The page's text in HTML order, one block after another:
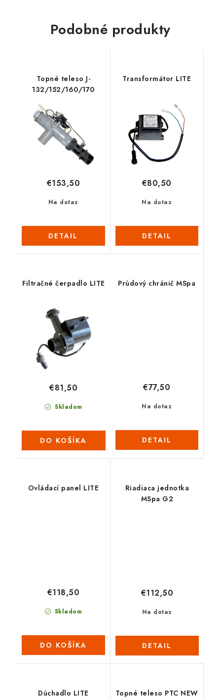
Podobné produkty
Topné teleso J-
132/152/160/170
Na dotaz
€153,50
DETAIL
Transformátor LITE
Na dotaz
€80,50
DETAIL
Filtračné čerpadlo LITE
Skladom
€81,50
DO KOŠÍKA
Prúdový chránič MSpa
Na dotaz
€77,50
DETAIL
Ovládací panel LITE
Skladom
€118,50
DO KOŠÍKA
Riadiaca jednotka
MSpa G2
Na dotaz
€112,50
DETAIL
Dúchadlo LITE
Topné teleso PTC NEW